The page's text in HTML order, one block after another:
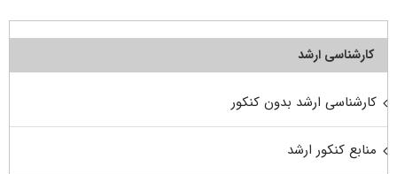
کارشناسی ارشد
کارشناسی ارشد بدون کنکور
منابع کنکور ارشد